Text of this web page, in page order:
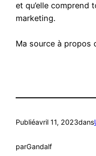
et qu’elle comprend
marketing.
Ma source à propos
Publiéavril 11, 2023dans
parGandalf